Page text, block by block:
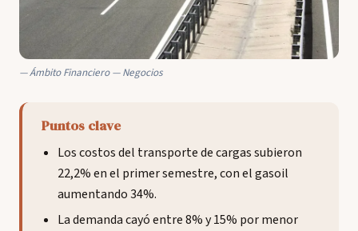
Ámbito Financiero — Negocios
Puntos clave
Los costos del transporte de cargas subieron
22,2% en el primer semestre, con el gasoil
aumentando 34%.
La demanda cayó entre 8% y 15% por menor